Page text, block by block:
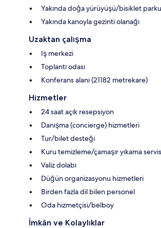
Yakında doğa yürüyüşü/bisiklet
Yakında kanoyla gezinti olanağı
Uzaktan çalışma
Iş merkezi
Toplantı odası
Konferans alanı (21182 metrekare)
Hizmetler
24 saat açık resepsiyon
Danışma (concierge) hizmetleri
Tur/bilet desteği
Kuru temizleme/çamaşır yıkama
Valiz dolabı
Düğün organizasyonu hizmetleri
Birden fazla dil bilen personel
Oda hizmetçisi/belboy
İmkân ve Kolaylıklar